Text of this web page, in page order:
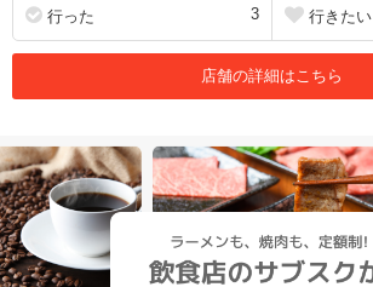
行った 3 行きたい
店舗の詳細はこちら